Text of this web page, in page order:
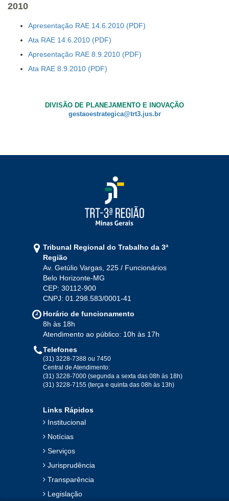
2010
Apresentação RAE 14.6.2010
Ata RAE 14.6.2010
Apresentação RAE 8.9.2010
Ata RAE 8.9.2010
DIVISÃO DE PLANEJAMENTO E INOVAÇÃO
gestaoestrategica@trt3.jus.br
Tribunal Regional do Trabalho da 3ª
Região
Av. Getúlio Vargas, 225 / Funcionários
Belo Horizonte-MG
CEP: 30112-900
CNPJ: 01.298.583/0001-41
Horário de funcionamento
8h às 18h
Atendimento ao público: 10h às 17h
Telefones
(31) 3228-7388 ou 7450
Central de Atendimento:
(31) 3228-7000 (segunda a sexta das 08h às 18h)
(31) 3228-7155 (terça e quinta das 08h às 13h)
Links Rápidos
Institucional
Notícias
Serviços
Jurisprudência
Transparência
Legislação